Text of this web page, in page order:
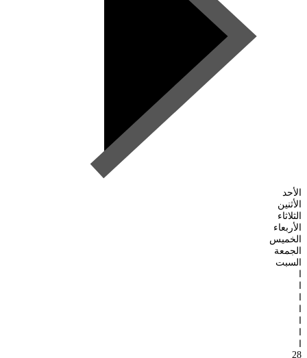
الأحد
الأثنين
الثلاثاء
الأربعاء
الخميس
الجمعة
السبت
ا
ا
ا
ا
ا
ا
ا
28